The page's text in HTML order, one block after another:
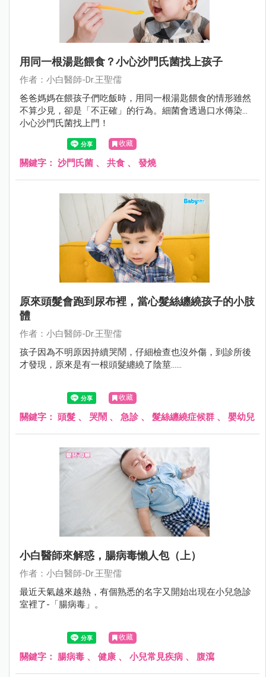
用同一根湯匙餵食？小心沙門氏菌找上孩子
作者：小白醫師-Dr.王聖儒
爸爸媽媽在餵孩子們吃飯時，用同一根湯匙餵食的情形雖然
不算少見，卻是「不正確」的行為。細菌會透過口水傳染…
小心沙門氏菌找上門！
收藏
關鍵字： 沙門氏菌 、 共食 、 發燒
原來頭髮會跑到尿布裡，當心髮絲纏繞孩子的小肢
體
作者：小白醫師-Dr.王聖儒
孩子因為不明原因持續哭鬧，仔細檢查也沒外傷，到診所後
才發現，原來是有一根頭髮纏繞了陰莖......
收藏
關鍵字： 頭髮 、 哭鬧 、 急診 、 髮絲纏繞症候群 、 嬰幼兒
小白醫師來解惑，腸病毒懶人包（上）
作者：小白醫師-Dr.王聖儒
最近天氣越來越熱，有個熟悉的名字又開始出現在小兒急診
室裡了-「腸病毒」。
收藏
關鍵字： 腸病毒 、 健康 、 小兒常見疾病 、 腹瀉